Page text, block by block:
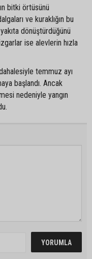
bitki örtüsünü
ve kuraklığın bu
dönüştürdüğünü
ise alevlerin hızla
temmuz ayı
başlandı. Ancak
nedeniyle yangın